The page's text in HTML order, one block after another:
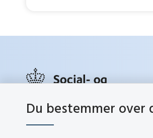
Lerchesgade 35, 5
Du bestemmer over